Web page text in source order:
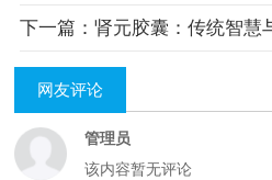
下一篇：肾元胶囊：传统智慧
网友评论
管理员
该内容暂无评论